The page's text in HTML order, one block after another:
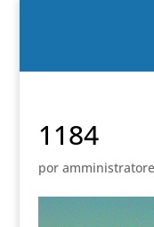
1184
por amministratore